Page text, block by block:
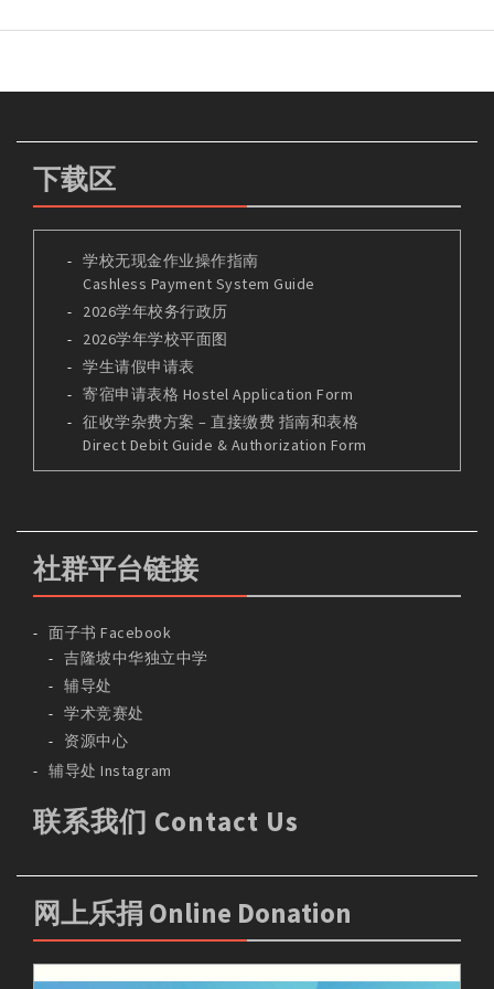
下载区
学校无现金作业操作指南
Cashless Payment System Guide
2026学年校务行政历
2026学年学校平面图
学生请假申请表
寄宿申请表格 Hostel Application Form
征收学杂费方案 – 直接缴费 指南和表格
Direct Debit Guide & Authorization Form
社群平台链接
面子书 Facebook
吉隆坡中华独立中学
辅导处
学术竞赛处
资源中心
辅导处 Instagram
联系我们 Contact Us
网上乐捐 Online Donation